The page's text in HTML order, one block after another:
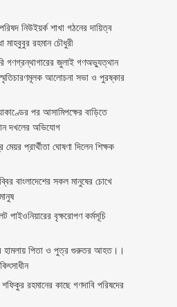
নিউইয়র্ক শাখা গঠনের দায়িত্ব
মাহবুবুর রহমান চৌধুরী
গণগ্রন্থাগারের জুলাই গণঅভ্যুত্থান
আলোচনা সভা ও পুরষ্কার
পর আসামিপক্ষের বাড়িতে
দখলের অভিযোগ
মেয়র প্রার্থীতা ঘোষণা দিলেন শিক্ষক
বাংলাদেশের সকল মানুষের চোখে
পাইওনিয়ারের বৃক্ষরোপণ কর্মসূচি
হামলায় পিতা ও পুত্র গুরুতর আহত।।
রহমানের কাছে গণদাবি পরিষদের